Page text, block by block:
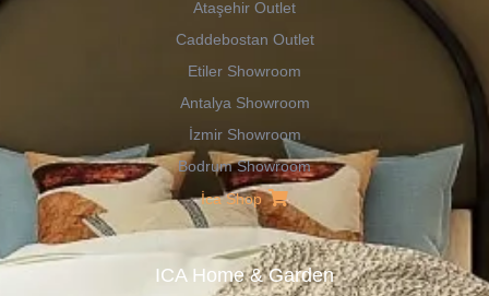
Ataşehir Outlet
Caddebostan Outlet
Etiler Showroom
Antalya Showroom
İzmir Showroom
Bodrum Showroom
İca Shop
ICA Home & Garden